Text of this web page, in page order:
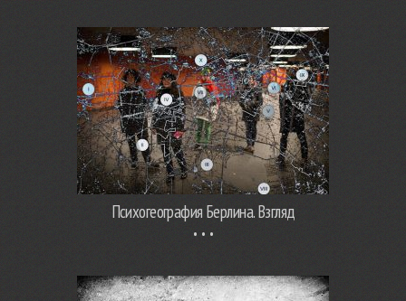
Психогеография Берлина. Взгляд